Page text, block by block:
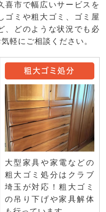
喜市で幅広いサービスを
ゴミや粗大ゴミ、ゴミ屋
、どのような状況でも必
軽にご相談ください。
粗大ゴミ処分
大型家具や家電などの
粗大ゴミ処分はクラブ
埼玉が対応！粗大ゴミ
の吊り下げや家具解体